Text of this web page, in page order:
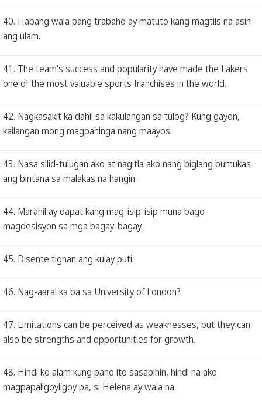
40. Habang wala pang trabaho ay matuto kang magtiis na asin
ang ulam.
41. The team's success and popularity have made the Lakers
one of the most valuable sports franchises in the world.
42. Nagkasakit ka dahil sa kakulangan sa tulog? Kung gayon,
kailangan mong magpahinga nang maayos.
43. Nasa silid-tulugan ako at nagitla ako nang biglang bumukas
ang bintana sa malakas na hangin.
44. Marahil ay dapat kang mag-isip-isip muna bago
magdesisyon sa mga bagay-bagay.
45. Disente tignan ang kulay puti.
46. Nag-aaral ka ba sa University of London?
47. Limitations can be perceived as weaknesses, but they can
also be strengths and opportunities for growth.
48. Hindi ko alam kung pano ito sasabihin, hindi na ako
magpapaligoyligoy pa, si Helena ay wala na.